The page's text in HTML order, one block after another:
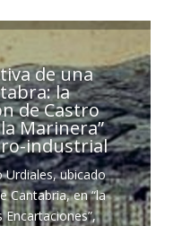
de una
la
de Castro
Marinera”
industrial
Urdiales, ubicado
Cantabria, en “la
Encartaciones”,